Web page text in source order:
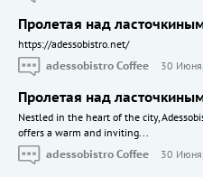
Пролетая над
https://adessobistro.net/
adessobistro Coffee
30
Пролетая над
Nestled in the heart of the city,
offers a warm and inviting...
adessobistro Coffee
30